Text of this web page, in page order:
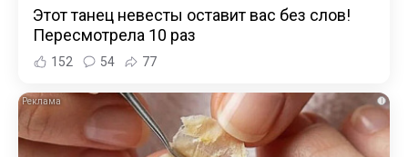
Этот танец невесты оставит вас без слов!
Пересмотрела 10 раз
152 54 77
i